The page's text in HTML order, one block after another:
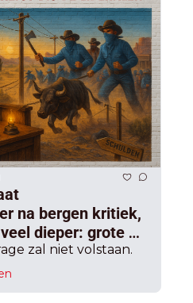
na bergen kritiek,
dieper: grote
Vld-voorzitter
zal niet volstaan.